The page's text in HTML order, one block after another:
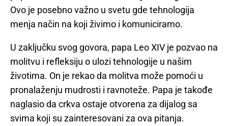
Ovo je posebno važno u svetu gde tehnologija
menja način na koji živimo i komuniciramo.
U zaključku svog govora, papa Leo XIV je pozvao na
molitvu i refleksiju o ulozi tehnologije u našim
životima. On je rekao da molitva može pomoći u
pronalaženju mudrosti i ravnoteže. Papa je takođe
naglasio da crkva ostaje otvorena za dijalog sa
svima koji su zainteresovani za ova pitanja.